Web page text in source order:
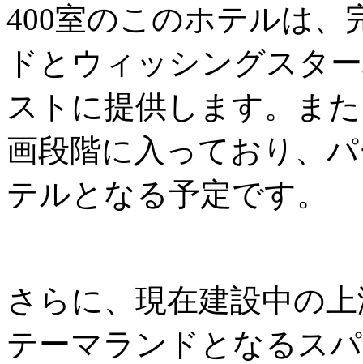
400室のこのホテルは、
ドとウィッシングスタ
ストに提供します。ま
画段階に入っており、
テルとなる予定です。
さらに、現在建設中の
テーマランドとなるス